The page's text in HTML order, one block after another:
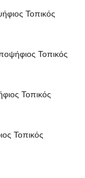
Τοπικός
Τοπικός
Τοπικός
Τοπικός